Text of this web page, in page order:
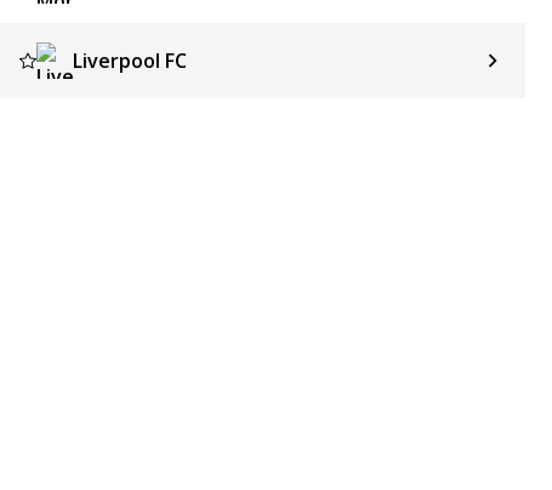
Liverpool FC